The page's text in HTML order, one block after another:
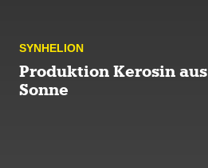
SYN­HELION
Produktion Kerosin aus
Sonne